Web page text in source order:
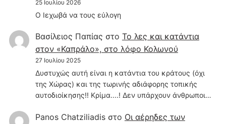
25 Ιουλίου 2026
Ο Ιεχωβά να τους εύλογη
Βασίλειος Παπίας στο Το λες και κατάντια
στον «Καπράλο», στο λόφο Κολωνού
27 Ιουλίου 2025
Δυστυχώς αυτή είναι η κατάντια του κράτους (όχι
της Χώρας) και της τωρινής αδιάφορης τοπικής
αυτοδιοίκησης!! Κρίμα....! Δεν υπάρχουν άνθρωποι…
Panos Chatziliadisστο Οι αέρηδες των